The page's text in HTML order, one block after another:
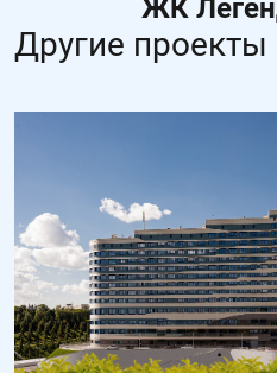
ЖК
Другие проекты